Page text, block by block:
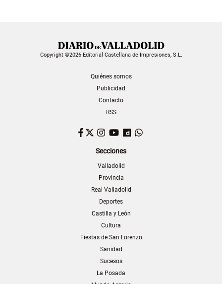
Copyright ©2026 Editorial Castellana de Impresiones, S.L.
Quiénes somos
Publicidad
Contacto
RSS
Facebook
TwitterInstagram
YouTubeDailymotion
Secciones
Valladolid
Provincia
Real Valladolid
Deportes
Castilla y León
Cultura
Fiestas de San Lorenzo
Sanidad
Sucesos
La Posada